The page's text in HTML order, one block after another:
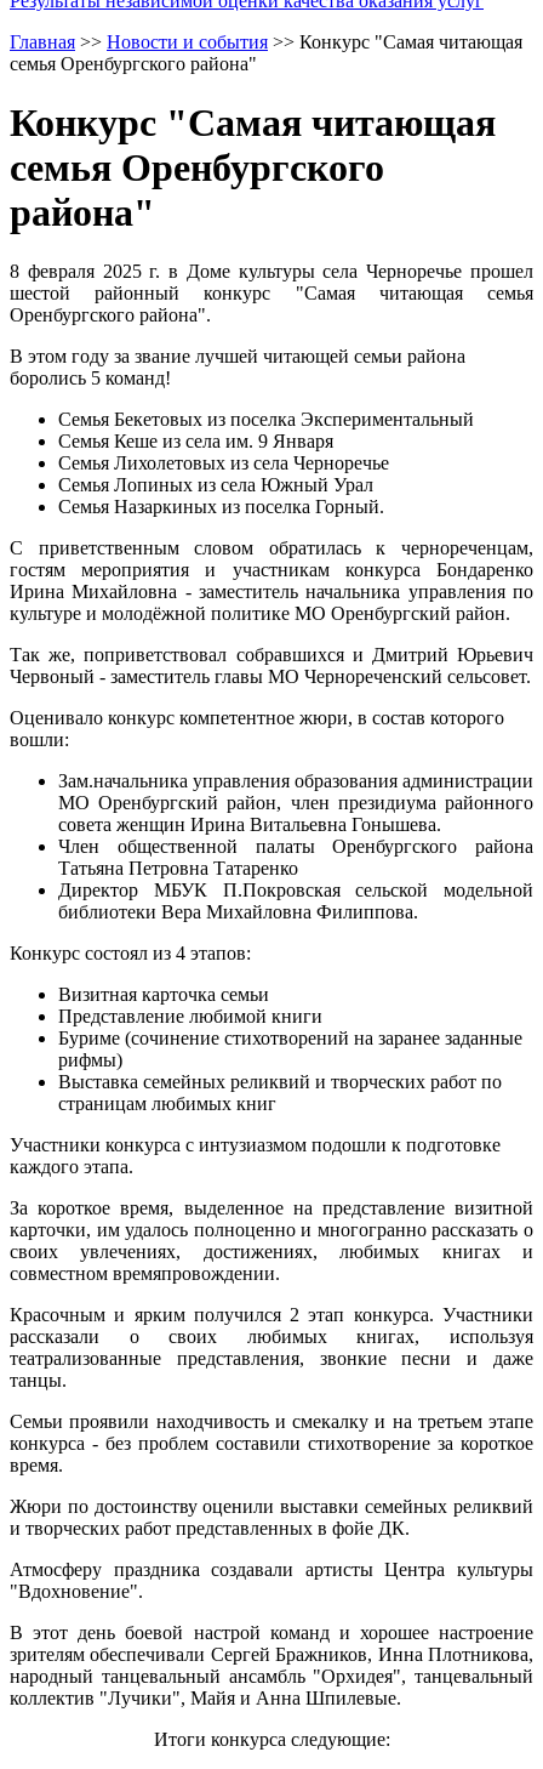
Главная >> Новости и события >> Конкурс "Самая читающая
семья Оренбургского района"
Конкурс "Самая читающая
семья Оренбургского
района"
8 февраля 2025 г. в Доме культуры села Черноречье прошел
шестой районный конкурс "Самая читающая семья
Оренбургского района".
В этом году за звание лучшей читающей семьи района
боролись 5 команд!
Семья Бекетовых из поселка Экспериментальный
Семья Кеше из села им. 9 Января
Семья Лихолетовых из села Черноречье
Семья Лопиных из села Южный Урал
Семья Назаркиных из поселка Горный.
С приветственным словом обратилась к чернореченцам,
гостям мероприятия и участникам конкурса Бондаренко
Ирина Михайловна - заместитель начальника управления по
культуре и молодёжной политике МО Оренбургский район.
Так же, поприветствовал собравшихся и Дмитрий Юрьевич
Червоный - заместитель главы МО Чернореченский сельсовет.
Оценивало конкурс компетентное жюри, в состав которого
вошли:
Зам.начальника управления образования администрации
МО Оренбургский район, член президиума районного
совета женщин Ирина Витальевна Гонышева.
Член общественной палаты Оренбургского района
Татьяна Петровна Татаренко
Директор МБУК П.Покровская сельской модельной
библиотеки Вера Михайловна Филиппова.
Конкурс состоял из 4 этапов:
Визитная карточка семьи
Представление любимой книги
Буриме (сочинение стихотворений на заранее заданные
рифмы)
Выставка семейных реликвий и творческих работ по
страницам любимых книг
Участники конкурса с интузиазмом подошли к подготовке
каждого этапа.
За короткое время, выделенное на представление визитной
карточки, им удалось полноценно и многогранно рассказать о
своих увлечениях, достижениях, любимых книгах и
совместном времяпровождении.
Красочным и ярким получился 2 этап конкурса. Участники
рассказали о своих любимых книгах, используя
театрализованные представления, звонкие песни и даже
танцы.
Семьи проявили находчивость и смекалку и на третьем этапе
конкурса - без проблем составили стихотворение за короткое
время.
Жюри по достоинству оценили выставки семейных реликвий
и творческих работ представленных в фойе ДК.
Атмосферу праздника создавали артисты Центра культуры
"Вдохновение".
В этот день боевой настрой команд и хорошее настроение
зрителям обеспечивали Сергей Бражников, Инна Плотникова,
народный танцевальный ансамбль "Орхидея", танцевальный
коллектив "Лучики", Майя и Анна Шпилевые.
Итоги конкурса следующие: